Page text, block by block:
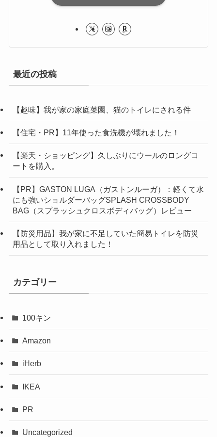
最近の投稿
【趣味】我が家の家庭菜園、猫のトイレにされる件
【住宅・PR】11年使った食洗機が壊れました！
【楽天・ショッピング】久しぶりにウールのロングコ
ートを購入。
【PR】GASTON LUGA（ガストンルーガ）：軽くて水
にも強いショルダーバッグSPLASH CROSSBODY
BAG（スプラッシュクロスボディバッグ）レビュー
【防災用品】我が家に不足していた簡易トイレを防災
用品として取り入れました！
カテゴリー
100キン
Amazon
iHerb
IKEA
PR
Uncategorized